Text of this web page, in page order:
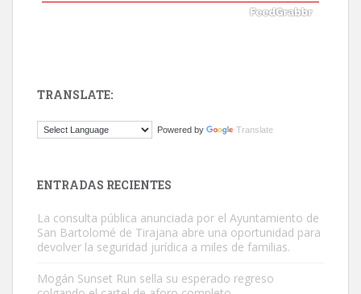
Este gato macho ha aparecido en la calle hace menos de un mes,
TRANSLATE:
Powered by Translate
ENTRADAS RECIENTES
La consulta pública anunciada por el Ayuntamiento de
San Bartolomé de Tirajana abre una oportunidad para
devolver la seguridad jurídica a miles de familias.
Mogán Sunset Run sella su esperado regreso